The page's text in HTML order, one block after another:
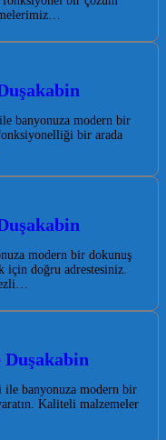
banyonuza modern bir
bir arada
modern bir dokunuş
için doğru adrestesiniz.
banyonuza modern bir
Kaliteli malzemeler